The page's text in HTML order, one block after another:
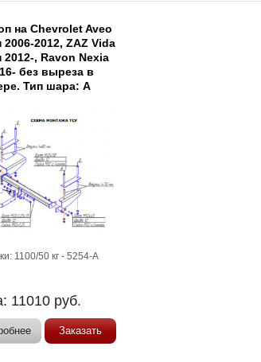
на Chevrolet Aveo
2006-2012, ZAZ Vida
2012-, Ravon Nexia
без выреза в
Тип шара: A
1100/50 кг - 5254-A
11010 руб.
Заказать